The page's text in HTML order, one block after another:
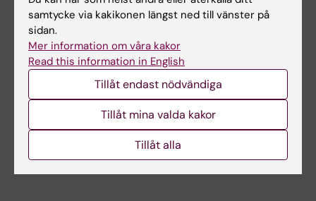
Hade du nytta av informationen på denna sida?
Yes
No
Redaktör:Martin Sjölund
2026-05-20
Dela
samtycke via kakikonen längst ned till vänster på
sidan.
Mer information om våra kakor
Read this information in English
Tillåt endast nödvändiga
Tillåt mina valda kakor
Tillåt alla